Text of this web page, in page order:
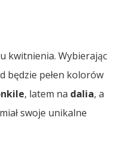
kwitnienia. Wybierając
będzie pełen kolorów
, latem na dalia, a
swoje unikalne